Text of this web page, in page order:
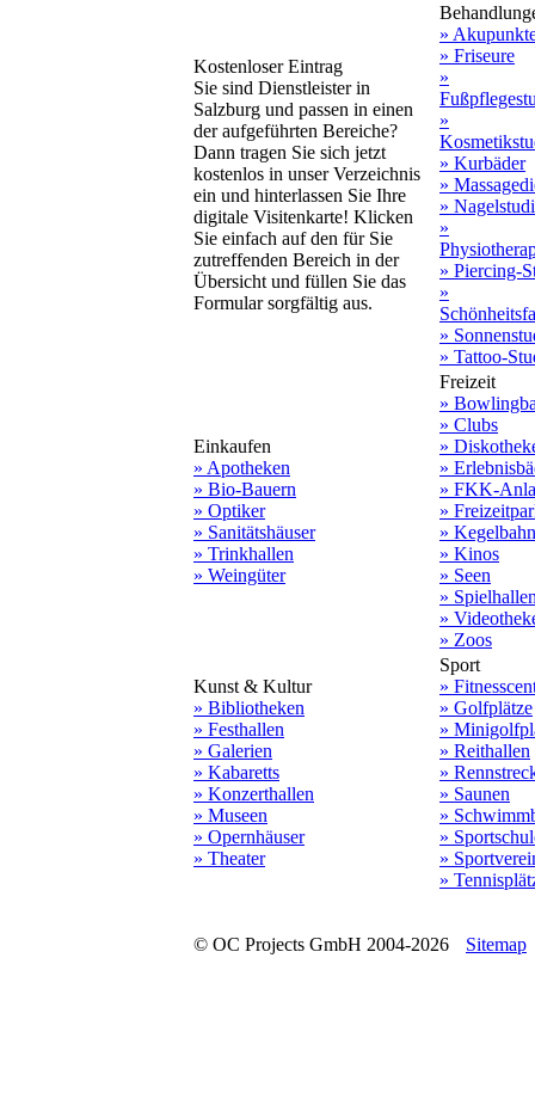
Kostenloser Eintrag
Sie sind Dienstleister in
Salzburg und passen in einen
der aufgeführten Bereiche?
Dann tragen Sie sich jetzt
kostenlos in unser Verzeichnis
ein und hinterlassen Sie Ihre
digitale Visitenkarte! Klicken
Sie einfach auf den für Sie
zutreffenden Bereich in der
Übersicht und füllen Sie das
Formular sorgfältig aus.
»
» Friseure
»
»
» Kurbäder
»
»
»
» Piercing-
»
»
» Tattoo-
Einkaufen
» Apotheken
» Bio-Bauern
» Optiker
» Sanitätshäuser
» Trinkhallen
» Weingüter
Freizeit
»
» Clubs
»
»
» FKK-
»
»
» Kinos
» Seen
»
»
» Zoos
Kunst & Kultur
» Bibliotheken
» Festhallen
» Galerien
» Kabaretts
» Konzerthallen
» Museen
» Opernhäuser
» Theater
Sport
»
» Golfplätze
»
» Reithallen
»
» Saunen
»
»
»
»
© OC Projects GmbH 2004-2026 Sitemap